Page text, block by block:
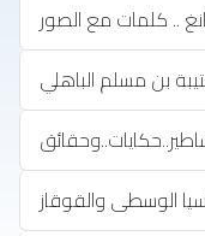
.. كلمات مع الصور
بن مسلم الباهلي
الوسطى والقوقاز